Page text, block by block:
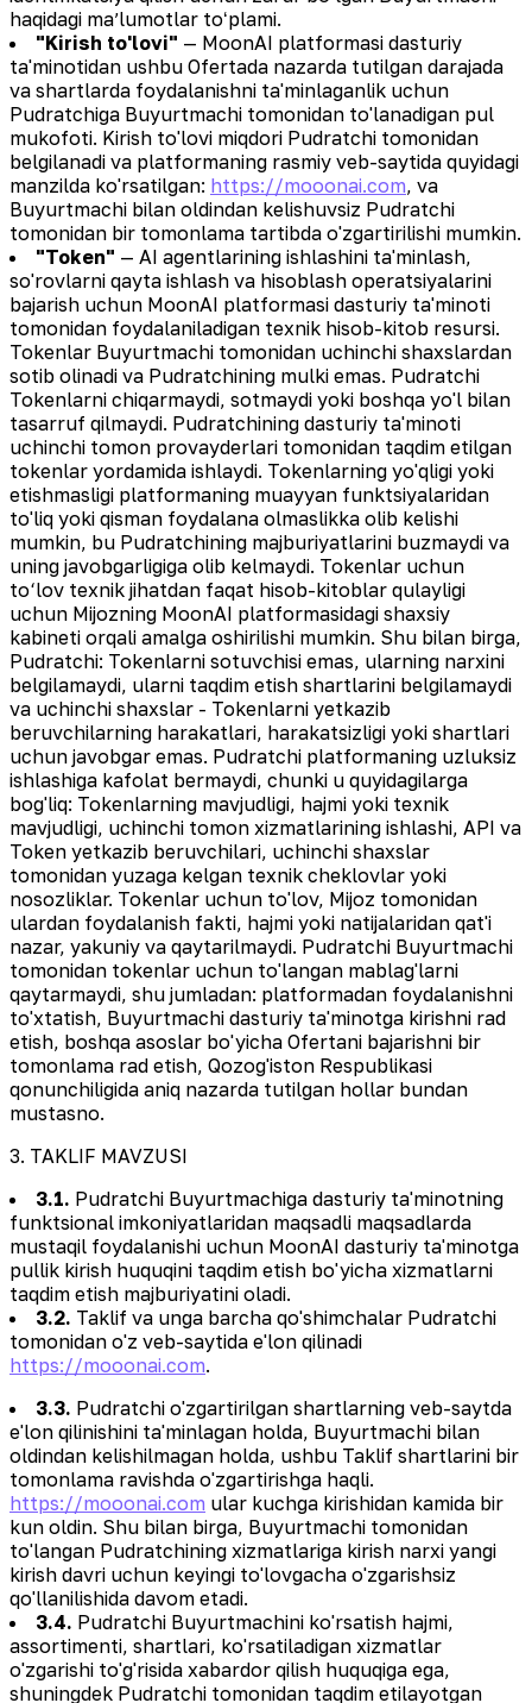
haqidagi maʼlumotlar toʻplami.
"Kirish to'lovi" — MoonAI platformasi dasturiy
ta'minotidan ushbu Ofertada nazarda tutilgan darajada
va shartlarda foydalanishni ta'minlaganlik uchun
Pudratchiga Buyurtmachi tomonidan to'lanadigan pul
mukofoti. Kirish to'lovi miqdori Pudratchi tomonidan
belgilanadi va platformaning rasmiy veb-saytida quyidagi
manzilda ko'rsatilgan: https://mooonai.com, va
Buyurtmachi bilan oldindan kelishuvsiz Pudratchi
tomonidan bir tomonlama tartibda o'zgartirilishi mumkin.
"Token" — AI agentlarining ishlashini ta'minlash,
so'rovlarni qayta ishlash va hisoblash operatsiyalarini
bajarish uchun MoonAI platformasi dasturiy ta'minoti
tomonidan foydalaniladigan texnik hisob-kitob resursi.
Tokenlar Buyurtmachi tomonidan uchinchi shaxslardan
sotib olinadi va Pudratchining mulki emas. Pudratchi
Tokenlarni chiqarmaydi, sotmaydi yoki boshqa yo'l bilan
tasarruf qilmaydi. Pudratchining dasturiy ta'minoti
uchinchi tomon provayderlari tomonidan taqdim etilgan
tokenlar yordamida ishlaydi. Tokenlarning yo'qligi yoki
etishmasligi platformaning muayyan funktsiyalaridan
to'liq yoki qisman foydalana olmaslikka olib kelishi
mumkin, bu Pudratchining majburiyatlarini buzmaydi va
uning javobgarligiga olib kelmaydi. Tokenlar uchun
to‘lov texnik jihatdan faqat hisob-kitoblar qulayligi
uchun Mijozning MoonAI platformasidagi shaxsiy
kabineti orqali amalga oshirilishi mumkin. Shu bilan birga,
Pudratchi: Tokenlarni sotuvchisi emas, ularning narxini
belgilamaydi, ularni taqdim etish shartlarini belgilamaydi
va uchinchi shaxslar - Tokenlarni yetkazib
beruvchilarning harakatlari, harakatsizligi yoki shartlari
uchun javobgar emas. Pudratchi platformaning uzluksiz
ishlashiga kafolat bermaydi, chunki u quyidagilarga
bog'liq: Tokenlarning mavjudligi, hajmi yoki texnik
mavjudligi, uchinchi tomon xizmatlarining ishlashi, API va
Token yetkazib beruvchilari, uchinchi shaxslar
tomonidan yuzaga kelgan texnik cheklovlar yoki
nosozliklar. Tokenlar uchun to'lov, Mijoz tomonidan
ulardan foydalanish fakti, hajmi yoki natijalaridan qat'i
nazar, yakuniy va qaytarilmaydi. Pudratchi Buyurtmachi
tomonidan tokenlar uchun to'langan mablag'larni
qaytarmaydi, shu jumladan: platformadan foydalanishni
to'xtatish, Buyurtmachi dasturiy ta'minotga kirishni rad
etish, boshqa asoslar bo'yicha Ofertani bajarishni bir
tomonlama rad etish, Qozog'iston Respublikasi
qonunchiligida aniq nazarda tutilgan hollar bundan
mustasno.
3. TAKLIF MAVZUSI
3.1. Pudratchi Buyurtmachiga dasturiy ta'minotning
funktsional imkoniyatlaridan maqsadli maqsadlarda
mustaqil foydalanishi uchun MoonAI dasturiy ta'minotga
pullik kirish huquqini taqdim etish bo'yicha xizmatlarni
taqdim etish majburiyatini oladi.
3.2. Taklif va unga barcha qo'shimchalar Pudratchi
tomonidan o'z veb-saytida e'lon qilinadi
https://mooonai.com.
3.3. Pudratchi o'zgartirilgan shartlarning veb-saytda
e'lon qilinishini ta'minlagan holda, Buyurtmachi bilan
oldindan kelishilmagan holda, ushbu Taklif shartlarini bir
tomonlama ravishda o'zgartirishga haqli.
https://mooonai.com ular kuchga kirishidan kamida bir
kun oldin. Shu bilan birga, Buyurtmachi tomonidan
to'langan Pudratchining xizmatlariga kirish narxi yangi
kirish davri uchun keyingi to'lovgacha o'zgarishsiz
qo'llanilishida davom etadi.
3.4. Pudratchi Buyurtmachini ko'rsatish hajmi,
assortimenti, shartlari, ko'rsatiladigan xizmatlar
o'zgarishi to'g'risida xabardor qilish huquqiga ega,
shuningdek Pudratchi tomonidan taqdim etilayotgan